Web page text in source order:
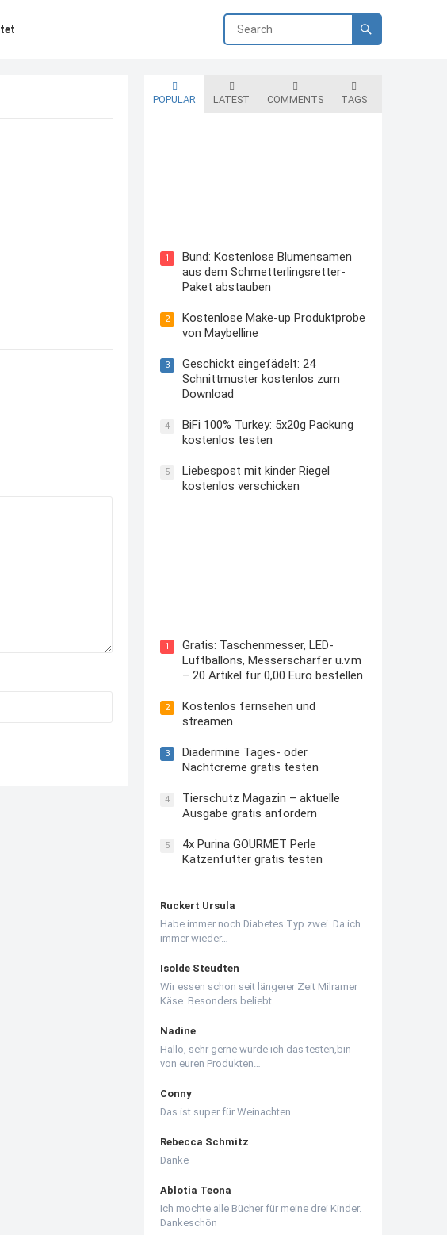
POPULAR LATEST COMMENTS TAGS
1
Bund: Kostenlose Blumensamen
aus dem Schmetterlingsretter-
Paket abstauben
2
Kostenlose Make-up Produktprobe
von Maybelline
3
Geschickt eingefädelt: 24
Schnittmuster kostenlos zum
Download
4
BiFi 100% Turkey: 5x20g Packung
kostenlos testen
5
Liebespost mit kinder Riegel
kostenlos verschicken
1
Gratis: Taschenmesser, LED-
Luftballons, Messerschärfer u.v.m
– 20 Artikel für 0,00 Euro bestellen
2
Kostenlos fernsehen und
streamen
3
Diadermine Tages- oder
Nachtcreme gratis testen
4
Tierschutz Magazin – aktuelle
Ausgabe gratis anfordern
5
4x Purina GOURMET Perle
Katzenfutter gratis testen
Ruckert Ursula
Habe immer noch Diabetes Typ zwei. Da ich
immer wieder…
Isolde Steudten
Wir essen schon seit längerer Zeit Milramer
Käse. Besonders beliebt…
Nadine
Hallo, sehr gerne würde ich das testen,bin
von euren Produkten…
Conny
Das ist super für Weinachten
Rebecca Schmitz
Danke
Ablotia Teona
Ich mochte alle Bücher für meine drei Kinder.
Dankeschön